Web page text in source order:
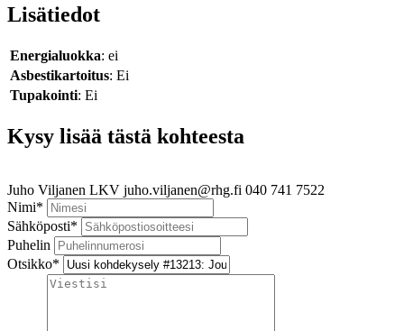
Lisätiedot
Energialuokka: ei
Asbestikartoitus: Ei
Tupakointi: Ei
Kysy lisää tästä kohteesta
Juho Viljanen LKV juho.viljanen@rhg.fi 040 741 7522
Nimi*
Sähköposti*
Puhelin
Otsikko*